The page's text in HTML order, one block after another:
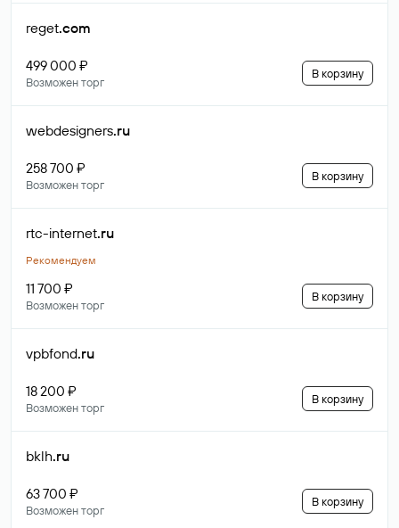
reget.com
499 000 ₽
Возможен торг
В корзину
webdesigners.ru
258 700 ₽
Возможен торг
В корзину
rtc-internet.ru
Рекомендуем
11 700 ₽
Возможен торг
В корзину
vpbfond.ru
18 200 ₽
Возможен торг
В корзину
bklh.ru
63 700 ₽
Возможен торг
В корзину